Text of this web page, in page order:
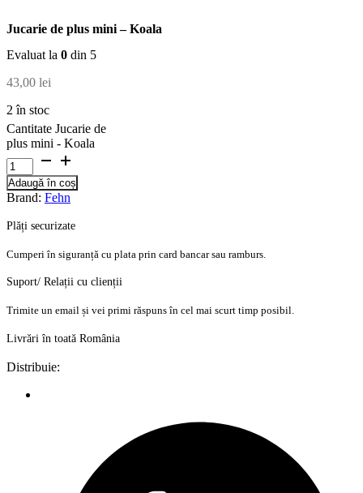
Jucarie de plus mini – Koala
Evaluat la 0 din 5
43,00 lei
2 în stoc
Cantitate Jucarie de
plus mini - Koala
Adaugă în coș
Brand: Fehn
Plăți securizate
Cumperi în siguranță cu plata prin card bancar sau ramburs.
Suport/ Relații cu clienții
Trimite un email și vei primi răspuns în cel mai scurt timp posibil.
Livrări în toată România
Distribuie: